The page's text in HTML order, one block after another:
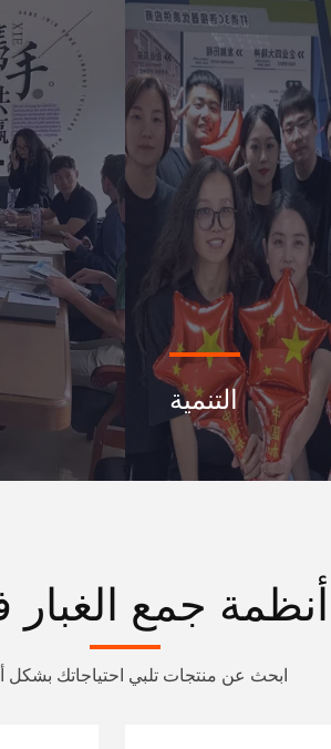
التنمية
جمع
ابحث عن منتجات تلبي احتياجاتك